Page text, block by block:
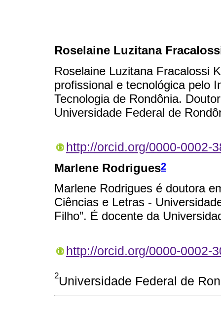
Roselaine Luzitana
Roselaine Luzitana Fracalossi
profissional e tecnológica pelo
Tecnologia de Rondônia.
Universidade Federal de
http://orcid.org/0000-0002-
Marlene Rodrigues2
Marlene Rodrigues é doutora
Ciências e Letras -
Filho”. É docente da
http://orcid.org/0000-0002-
2Universidade Federal de